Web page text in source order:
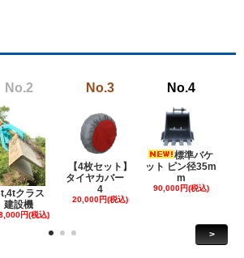
No.2
クラス
建設機
円(税込)
No.3
【4枚セット】
タイヤカバー
4
20,000円(税込)
No.4
標準バケ
ット ピン径35m
m
90,000円(税込)
>